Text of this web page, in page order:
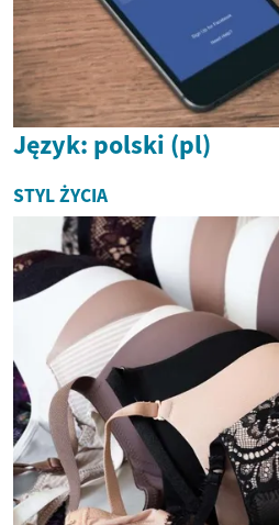
Język: polski (pl)
STYL ŻYCIA